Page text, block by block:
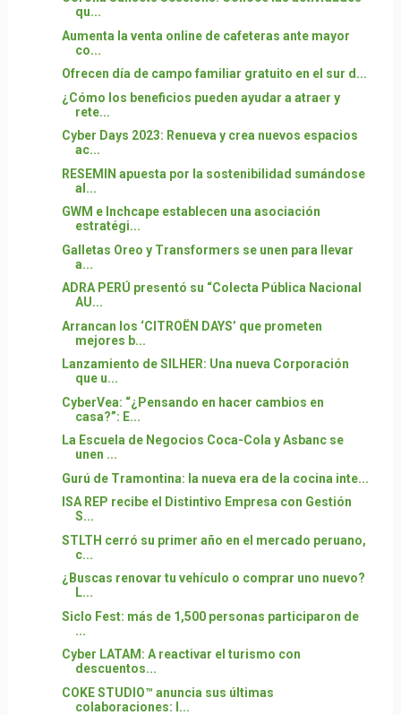
qu...
Aumenta la venta online de cafeteras ante mayor
co...
Ofrecen día de campo familiar gratuito en el sur d...
¿Cómo los beneficios pueden ayudar a atraer y
rete...
Cyber Days 2023: Renueva y crea nuevos espacios
ac...
RESEMIN apuesta por la sostenibilidad sumándose
al...
GWM e Inchcape establecen una asociación
estratégi...
Galletas Oreo y Transformers se unen para llevar
a...
ADRA PERÚ presentó su “Colecta Pública Nacional
AU...
Arrancan los ‘CITROËN DAYS’ que prometen
mejores b...
Lanzamiento de SILHER: Una nueva Corporación
que u...
CyberVea: “¿Pensando en hacer cambios en
casa?”: E...
La Escuela de Negocios Coca-Cola y Asbanc se
unen ...
Gurú de Tramontina: la nueva era de la cocina inte...
ISA REP recibe el Distintivo Empresa con Gestión
S...
STLTH cerró su primer año en el mercado peruano,
c...
¿Buscas renovar tu vehículo o comprar uno nuevo?
L...
Siclo Fest: más de 1,500 personas participaron de
...
Cyber LATAM: A reactivar el turismo con
descuentos...
COKE STUDIO™ anuncia sus últimas
colaboraciones: I...